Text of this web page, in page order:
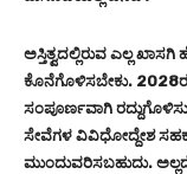
ಅಸ್ತಿತ್ವದಲ್ಲಿರುವ ಎಲ್ಲ
ಕೊನೆಗೊಳಿಸಬೇಕು. 2028ರ
ಸಂಪೂರ್ಣವಾಗಿ
ಸೇವೆಗಳ ವಿವಿಧೋದ್ದೇಶ
ಮುಂದುವರಿಸಬಹುದು.